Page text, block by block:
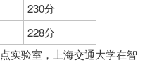
230分
228分
实验室，上海交通大学在智